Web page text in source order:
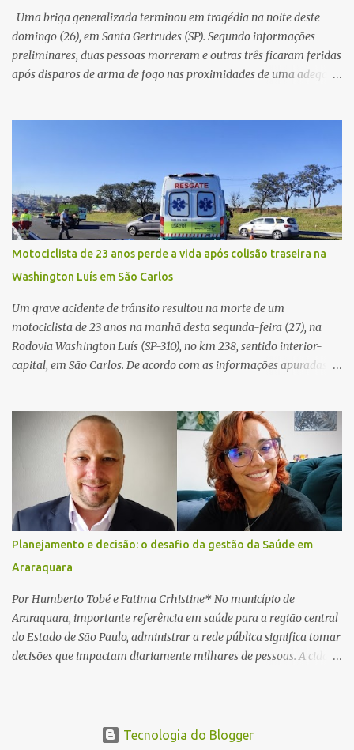
já apresentava antes do furto. O carro possui seguro e, segundo a
v...
Uma briga generalizada terminou em tragédia na noite deste
domingo (26), em Santa Gertrudes (SP). Segundo informações
preliminares, duas pessoas morreram e outras três ficaram feridas
após disparos de arma de fogo nas proximidades de uma adega. O
diversos disparos. Duas vítimas morreram ainda no local. Outras
três pessoas foram baleadas e socorridas. Até o momento, não
foram divulgadas informações oficiais sobre o estado de saúde dos
feridos. Equipes da Polícia Militar de Santa Gertrudes atenderam a
ocorrência e isolaram a área para o trabalho da perícia. Até a
última atualização, nenhum suspeito havia sido preso. A Polícia
Civil investigará a motivação da briga, a autoria dos disparos e as
circunstâncias do crime. A ocorrência segue em anda...
Motociclista de 23 anos perde a vida após colisão traseira na
Washington Luís em São Carlos
Um grave acidente de trânsito resultou na morte de um
motociclista de 23 anos na manhã desta segunda-feira (27), na
Rodovia Washington Luís (SP-310), no km 238, sentido interior-
capital, em São Carlos. De acordo com as informações apuradas no
veículo, o trânsito estava lento e congestionado devido a obras
realizadas na rodovia, momento em que ocorreu o impacto. Com
a violência da colisão, o motociclista foi arremessado ao solo.
Testemunhas relataram que o capacete teria se desprendido
durante o acidente. O jovem sofreu ferimentos gravíssimos e
morreu ainda no local. Equipes de resgate e de atendimento da
concessionária responsável pela rodovia foram acionadas e
realizaram a sinalização da via, além de prestarem socorro à
vítima. No entanto, o óbito foi constatado ainda no local do
acidente. A Polícia Militar Rodoviária compareceu para o registro
da ocorrência...
Planejamento e decisão: o desafio da gestão da Saúde em
Araraquara
Por Humberto Tobé e Fatima Crhistine* No município de
Araraquara, importante referência em saúde para a região central
do Estado de São Paulo, administrar a rede pública significa tomar
decisões que impactam diariamente milhares de pessoas. A cidade
ampliando significativamente a responsabilidade da gestão sobre
Tecnologia do Blogger